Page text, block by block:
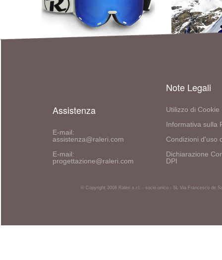
Assistenza
E-mail:
assistenza@raleri.com
E-mail:
progettazione@raleri.com
Note Legali
Utilizzo di Cookie
Informativa sulla
Condizioni d'uso
Dichiarazione
DPI
© Copyright 2008 Raleri s.r.l. - socio unico - SL Via Francesco de